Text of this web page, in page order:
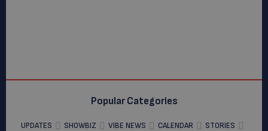
Popular Categories
UPDATES SHOWBIZ VIBE NEWS CALENDAR
STORIES